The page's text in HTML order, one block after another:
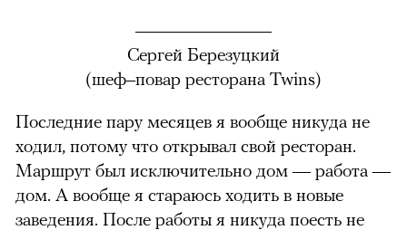
Сергей Березуцкий
(шеф–повар ресторана Twins)
Последние пару месяцев я вообще никуда не
ходил, потому что открывал свой ресторан.
Маршрут был исключительно дом — работа —
дом. А вообще я стараюсь ходить в новые
заведения. После работы я никуда поесть не